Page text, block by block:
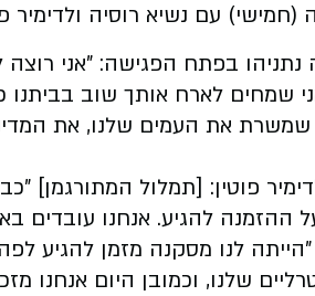
עם נשיא רוסיה ולדימיר
בפתח הפגישה: "אני רוצה
שמחים לארח אותך שוב בביתנו
שמשרת את העמים שלנו, את
פוטין: [תמלול המתורגמן]
ההזמנה להגיע. אנחנו עובדים
"הייתה לנו מסקנה מזמן להגיע
שלנו, וכמובן היום אנחנו